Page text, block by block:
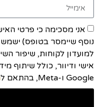
אני מסכימה כי פרטי
נוסף שיימסר בטופס)
למועדון לקוחות, שיפור
אישי ודיוור, כולל שיתוף
Google ו-Meta, בהתאם ל